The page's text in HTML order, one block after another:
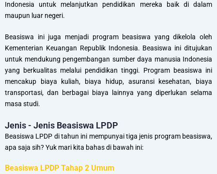
Indonesia untuk melanjutkan pendidikan mereka baik di dalam
maupun luar negeri.
Beasiswa ini juga menjadi program beasiswa yang dikelola oleh
Kementerian Keuangan Republik Indonesia. Beasiswa ini ditujukan
untuk mendukung pengembangan sumber daya manusia Indonesia
yang berkualitas melalui pendidikan tinggi. Program beasiswa ini
mencakup biaya kuliah, biaya hidup, asuransi kesehatan, biaya
transportasi, dan berbagai biaya lainnya yang diperlukan selama
masa studi.
Jenis - Jenis Beasiswa LPDP
Beasiswa LPDP di tahun ini mempunyai tiga jenis program beasiswa,
apa saja sih? Yuk mari kita bahas di bawah ini:
Beasiswa LPDP Tahap 2 Umum